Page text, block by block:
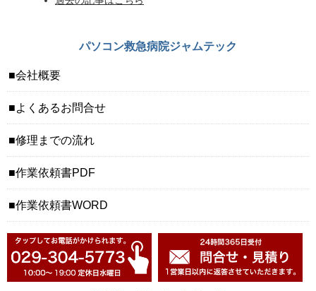
パソコン救急病院ジャムテック
会社概要
よくあるお問合せ
修理までの流れ
作業依頼書PDF
作業依頼書WORD